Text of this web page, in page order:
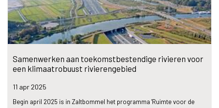
Samenwerken aan toekomstbestendige rivieren voor
een klimaatrobuust rivierengebied
11 apr 2025
Begin april 2025 is in Zaltbommel het programma 'Ruimte voor de